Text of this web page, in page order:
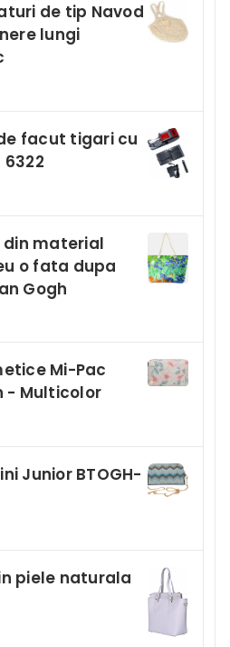
de tip Navod
lungi
facut tigari cu
material
o fata dupa
Gogh
Mi-Pac
- Multicolor
Junior BTOGH-
piele naturala